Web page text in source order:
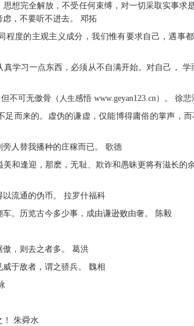
思想完全解放，不受任何束缚，对一切采取实事求
，不要听不进去。 邓拓
程度的主观主义成分，我们惟有要求自己，遇事
真学习一点东西，必须从不自满开始。对自己，
不可无傲骨（ 人生感悟 www.geyan123.cn）。 徐悲
足而来的。虚伪的谦虚，仅能博得庸俗的掌声，
人替我播种的庄稼而已。 歌德
和逢迎，那麽，无耻、欺诈和愚昧更将有滋长的
流通的伪币。 拉罗什福科
。历览古今多少事，成由谦逊败由奢。 陈毅
傲，则去之者多。 葛洪
于敌者，谓之骄兵。 魏相
！ 朱舜水